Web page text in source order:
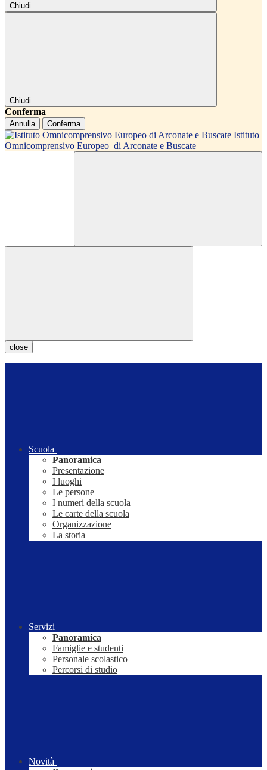
Chiudi
Chiudi
Conferma
Annulla Conferma
Istituto
Omnicomprensivo Europeo di Arconate e Buscate
close
Scuola
Panoramica
Presentazione
I luoghi
Le persone
I numeri della scuola
Le carte della scuola
Organizzazione
La storia
Servizi
Panoramica
Famiglie e studenti
Personale scolastico
Percorsi di studio
Novità